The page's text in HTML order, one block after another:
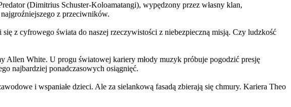
(Dimitrius Schuster-Koloamatangi), wypędzony przez własny klan,
z przeciwników.
z cyfrowego świata do naszej rzeczywistości z niebezpieczną misją. Czy ludzkość
Allen White. U progu światowej kariery młody muzyk próbuje pogodzić presję
najbardziej ponadczasowych osiągnięć.
i wspaniałe dzieci. Ale za sielankową fasadą zbierają się chmury. Kariera Theo